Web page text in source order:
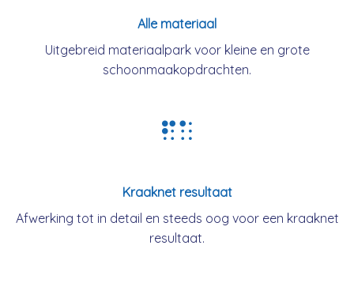
Alle materiaal
Uitgebreid materiaalpark voor kleine en grote
schoonmaakopdrachten.
Kraaknet resultaat
Afwerking tot in detail en steeds oog voor een kraaknet
resultaat.